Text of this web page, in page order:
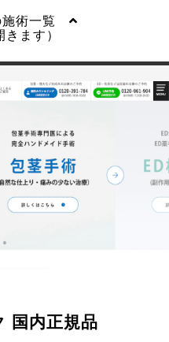
施術一覧
きます）
国内正規品